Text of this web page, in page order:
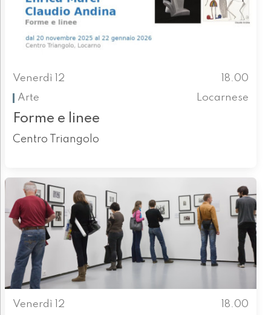
Venerdì 12
18.00
Arte
Locarnese
Forme e linee
Centro Triangolo
Venerdì 12
18.00